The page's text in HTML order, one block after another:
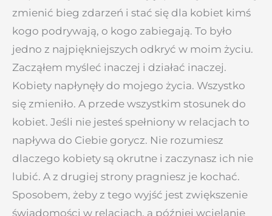
zmienić bieg zdarzeń i stać się dla kobiet kimś
kogo podrywają, o kogo zabiegają. To było
jedno z najpiękniejszych odkryć w moim życiu.
Zacząłem myśleć inaczej i działać inaczej.
Kobiety napłynęły do mojego życia. Wszystko
się zmieniło. A przede wszystkim stosunek do
kobiet. Jeśli nie jesteś spełniony w relacjach to
napływa do Ciebie gorycz. Nie rozumiesz
dlaczego kobiety są okrutne i zaczynasz ich nie
lubić. A z drugiej strony pragniesz je kochać.
Sposobem, żeby z tego wyjść jest zwiększenie
świadomości w relacjach, a później wcielanie